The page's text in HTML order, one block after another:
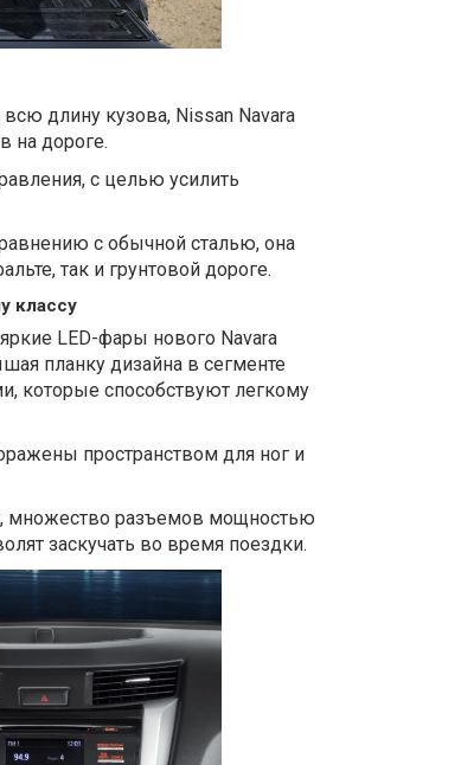
длину кузова, Nissan Navara
на дороге.
с целью усилить
с обычной сталью, она
так и грунтовой дороге.
классу
LED-фары нового Navara
планку дизайна в сегменте
которые способствуют легкому
пространством для ног и
множество разъемов мощностью
заскучать во время поездки.